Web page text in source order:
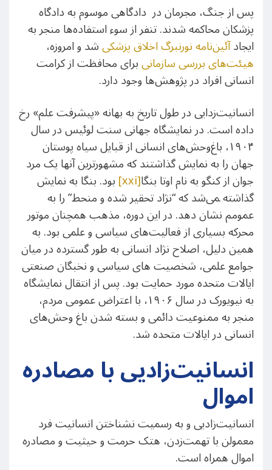
پس از جنگ، مجرمان در دادگاهی موسوم به دادگاه
پزشکان محاکمه شدند. تنفر از سوء استفاده‌ها منجر به
ایجادآئین‌نامه نورنبرگاخلاق پزشکیشد و امروزه،
هیئت‌های بررسی سازمانیبرای محافظت از کرامت
انسانی افراد در پژوهش‌ها وجود دارد.
انسانیت‌زدایی در طول تاریخ به بهانه «پیشرفت علم» رخ
داده است. در نمایشگاه جهانی سنت لوئیس در سال
۱۹۰۴، باغ‌وحش‌های انسانی از قبایل سیاه پوستان
جهان را به نمایش گذاشتند که مشهورترین آنها یک مرد
جوان از کنگو به نام اوتا بنگا[xxi] بود. بنگا به نمایش
گذاشته ‍می‌شد که “نژاد تحقیر شده و منحط” را به
عمومم نشان دهد. در این دوره، مذهب همچنان موتور
محرکه بسیاری از فعالیت‌های سیاسی و علمی بود. به
همین دلیل، اصلاح نژاد انسانی به طور گسترده در میان
جوامع علمی، شخصیت های سیاسی و نخبگان صنعتی
ایالات متحده مورد حمایت بود. پس از انتقال نمایشگاه
به نیویورک در سال ۱۹۰۶، با اعتراض عمومی مردم،
منجر به ممنوعیت دائمی و بسته شدن باغ وحش‌های
انسانی در ایالات متحده شد.
انسانیت‌زادیی با مصادره
اموال
انسانیت‌زادیی و به رسمیت نشناختن انسانیت فرد
معمولن با تهمت‌زدن، هتک حرمت و حیثیت و مصادره
اموال همراه است.